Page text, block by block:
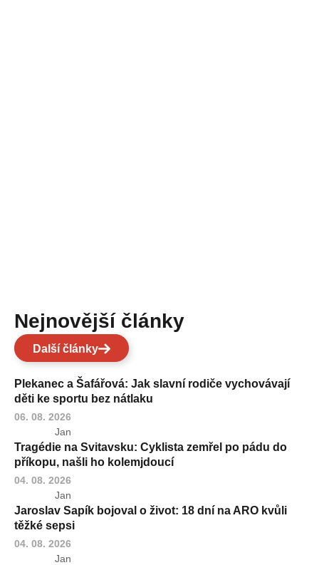
Nejnovější články
Další články
Plekanec a Šafářová: Jak slavní rodiče vychovávají
děti ke sportu bez nátlaku
06. 08. 2026
Jan
Tragédie na Svitavsku: Cyklista zemřel po pádu do
příkopu, našli ho kolemjdoucí
04. 08. 2026
Jan
Jaroslav Sapík bojoval o život: 18 dní na ARO kvůli
těžké sepsi
04. 08. 2026
Jan